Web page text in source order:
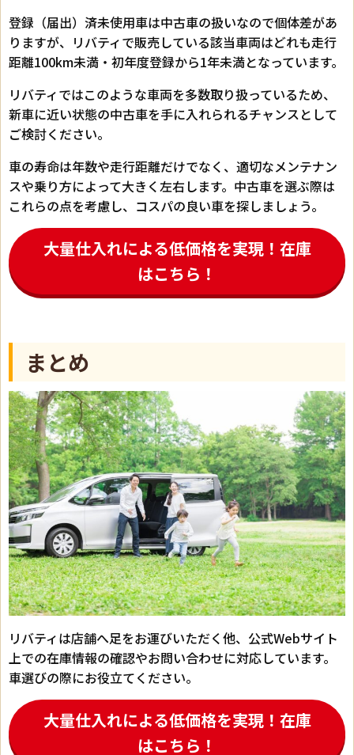
登録（届出）済未使用車は中古車の扱いなので個体差があ
りますが、リバティで販売している該当車両はどれも走行
距離100km未満・初年度登録から1年未満となっています。
リバティではこのような車両を多数取り扱っているため、
新車に近い状態の中古車を手に入れられるチャンスとして
ご検討ください。
車の寿命は年数や走行距離だけでなく、適切なメンテナン
スや乗り方によって大きく左右します。中古車を選ぶ際は
これらの点を考慮し、コスパの良い車を探しましょう。
大量仕入れによる低価格を実現！在庫
はこちら！
まとめ
リバティは店舗へ足をお運びいただく他、公式Webサイト
上での在庫情報の確認やお問い合わせに対応しています。
車選びの際にお役立てください。
大量仕入れによる低価格を実現！在庫
はこちら！